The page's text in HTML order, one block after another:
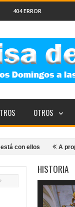
404 ERROR
OTROS
A propósito de
HISTORIA